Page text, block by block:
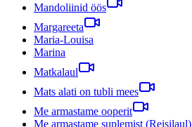
Mandoliinid öös
Margareeta
Maria-Louisa
Marina
Matkalaul
Mats alati on tubli mees
Me armastame ooperit
Me armastame suplemist (Reisilaul)